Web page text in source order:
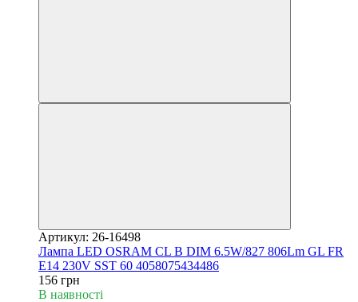
Артикул: 26-16498
Лампа LED OSRAM CL B DIM 6.5W/827 806Lm GL FR
E14 230V SST 60 4058075434486
156 грн
В наявності